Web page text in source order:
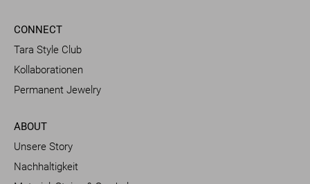
CONNECT
Tara Style Club
Kollaborationen
Permanent Jewelry
ABOUT
Unsere Story
Nachhaltigkeit